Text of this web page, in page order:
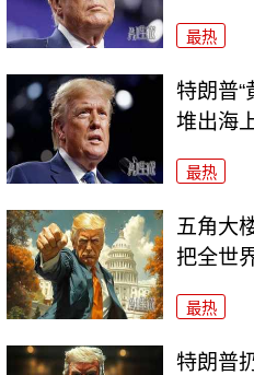
最热
特朗普“
堆出海
最热
五角大
把全世
最热
特朗普